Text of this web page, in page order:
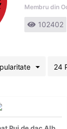
Membru din
102402
24